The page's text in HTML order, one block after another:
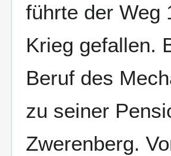
führte der Weg
Krieg gefallen.
Beruf des
zu seiner
Zwerenberg.